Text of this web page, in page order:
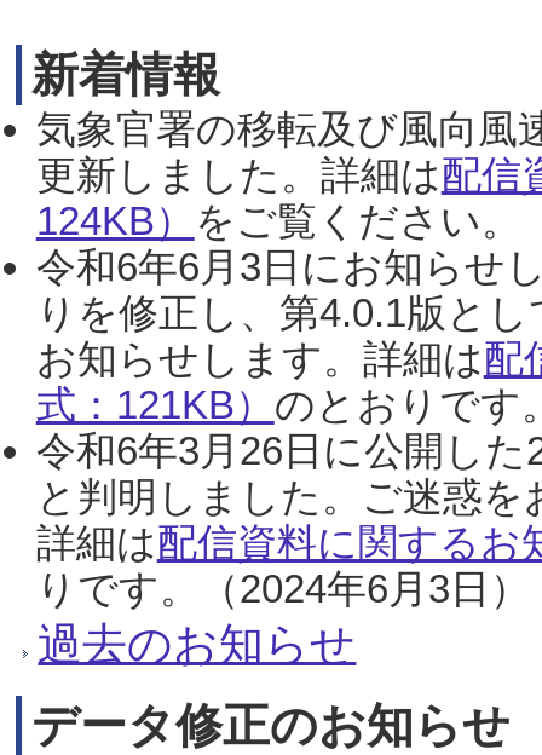
新着情報
気象官署の移転及び風向風
更新しました。詳細は配信
124KB） をご覧ください。
令和6年6月3日にお知らせ
りを修正し、第4.0.1版と
お知らせします。詳細は配
式：121KB） のとおりです
令和6年3月26日に公開し
と判明しました。ご迷惑
詳細は配信資料に関するお
りです。（2024年6月3日）
過去のお知らせ
データ修正のお知らせ